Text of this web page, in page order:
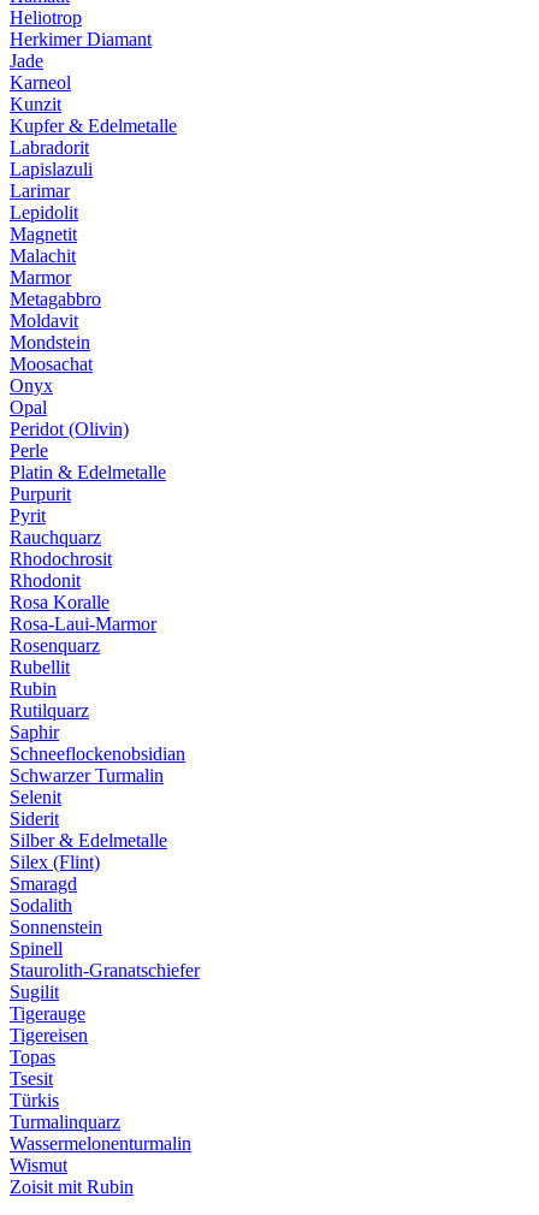
Heliotrop
Herkimer Diamant
Jade
Karneol
Kunzit
Kupfer & Edelmetalle
Labradorit
Lapislazuli
Larimar
Lepidolit
Magnetit
Malachit
Marmor
Metagabbro
Moldavit
Mondstein
Moosachat
Onyx
Opal
Peridot (Olivin)
Perle
Platin & Edelmetalle
Purpurit
Pyrit
Rauchquarz
Rhodochrosit
Rhodonit
Rosa Koralle
Rosa-Laui-Marmor
Rosenquarz
Rubellit
Rubin
Rutilquarz
Saphir
Schneeflockenobsidian
Schwarzer Turmalin
Selenit
Siderit
Silber & Edelmetalle
Silex (Flint)
Smaragd
Sodalith
Sonnenstein
Spinell
Staurolith-Granatschiefer
Sugilit
Tigerauge
Tigereisen
Topas
Tsesit
Türkis
Turmalinquarz
Wassermelonenturmalin
Wismut
Zoisit mit Rubin